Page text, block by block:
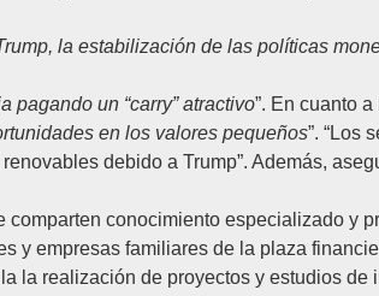
la estabilización de las políticas
pagando un “carry” atractivo”. En cuanto
en los valores pequeños”. “Los
debido a Trump”. Además,
conocimiento especializado y
y empresas familiares de la plaza
la la realización de proyectos y estudios de